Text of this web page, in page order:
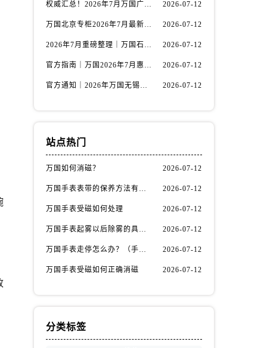
权威汇总！2026年7月万国广州官方专柜客户服务电话及门店名录 2026-07-12
万国北京专柜2026年7月最新官方客服热线｜门店信息及服务攻略发布 2026-07-12
2026年7月重磅整理｜万国石家庄官方专柜服务电话&客户服务中心公告 2026-07-12
官方指南｜万国2026年7月惠州专柜客户服务热线与门店信息全攻略 2026-07-12
官方通知｜2026年万国无锡专柜客户服务热线全新升级（附7月最新专柜信息汇总） 2026-07-12
站点热门
万国如何消磁？ 2026-07-12
万国手表表带的保养方法有哪些？ 2026-07-12
万国手表受磁如何处理 2026-07-12
万国手表起雾以后除雾的具体方法（万国手表起雾解决办法） 2026-07-12
万国手表走停怎么办？（手表走停的处理方法） 2026-07-12
万国手表受磁如何正确消磁 2026-07-12
分类标签